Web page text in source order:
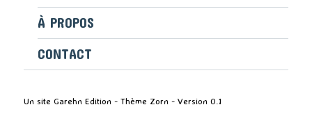
À PROPOS
CONTACT
Un site Garehn Edition - Thème Zorn - Version 0.1